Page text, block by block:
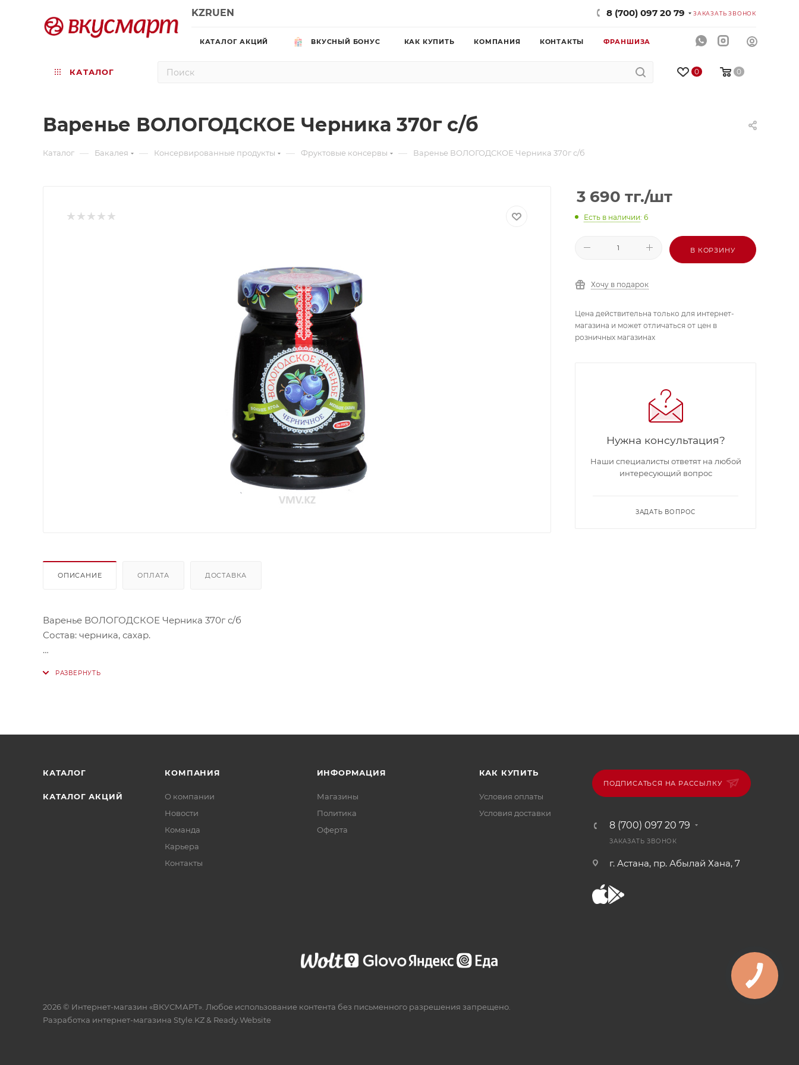
KZRUEN 8 (700) 097 20 79 ЗАКАЗАТЬ ЗВОНОК
КАТАЛОГ АКЦИЙ ВКУСНЫЙ БОНУС КАК КУПИТЬ КОМПАНИЯ КОНТАКТЫ ФРАНШИЗА
0 0
КАТАЛОГ
Варенье ВОЛОГОДСКОЕ Черника 370г с/б
Каталог — Бакалея — Консервированные продукты — Фруктовые консервы — Варенье ВОЛОГОДСКОЕ Черника 370г с/б
ОПИСАНИЕ ОПЛАТА ДОСТАВКА
Варенье ВОЛОГОДСКОЕ Черника 370г с/б
Состав: черника, сахар.
3 690 тг./шт
Есть в наличии: 6
В КОРЗИНУ
Хочу в подарок
Цена действительна только для интернет-
магазина и может отличаться от цен в
розничных магазинах
Нужна консультация?
Наши специалисты ответят на любой
интересующий вопрос
ЗАДАТЬ ВОПРОС
КАТАЛОГ
КАТАЛОГ АКЦИЙ
КОМПАНИЯ
О компании
Новости
Команда
Карьера
Контакты
ИНФОРМАЦИЯ
Магазины
Политика
Офертa
КАК КУПИТЬ
Условия оплаты
Условия доставки
ПОДПИСАТЬСЯ НА РАССЫЛКУ
8 (700) 097 20 79
ЗАКАЗАТЬ ЗВОНОК
г. Астана, пр. Абылай Хана, 7
2026 © Интернет-магазин «ВКУСМАРТ». Любое использование контента без письменного разрешения запрещено.
Разработка интернет-магазина Style.KZ& Ready.Website